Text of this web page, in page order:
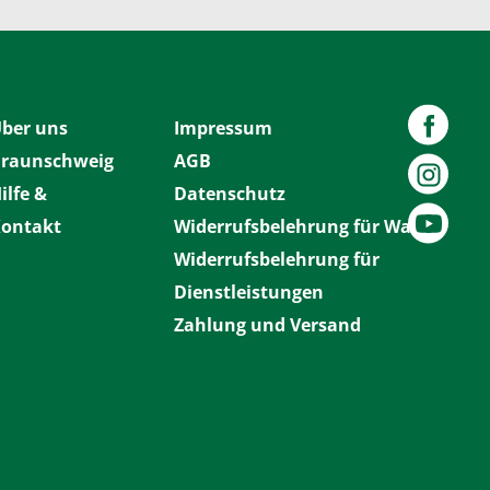
uns
&
Impressum
AGB
Datenschutz
Widerrufsbelehrung für Waren
Widerrufsbelehrung für
Dienstleistungen
Zahlung und Versand